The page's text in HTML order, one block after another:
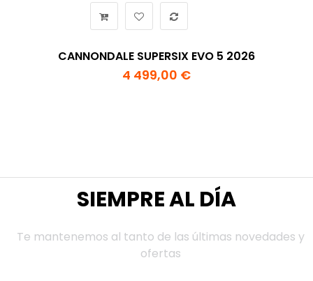
CANNONDALE SUPERSIX EVO 5 2026
4 499,00 €
SIEMPRE AL DÍA
Te mantenemos al tanto de las últimas novedades y
ofertas